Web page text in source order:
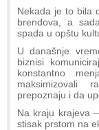
Nekada je to bila
brendova, a
spada u opštu
U današnje
biznisi
konstantno
maksimizovali
prepoznaju i da
Na kraju krajeva
stisak prstom na